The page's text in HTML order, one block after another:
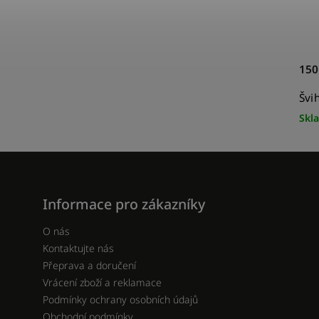
Informace pro zákazníky
O nás
Kontaktujte nás
Přeprava a doručení
Vrácení zboží a reklamace
Podmínky ochrany osobních údajů